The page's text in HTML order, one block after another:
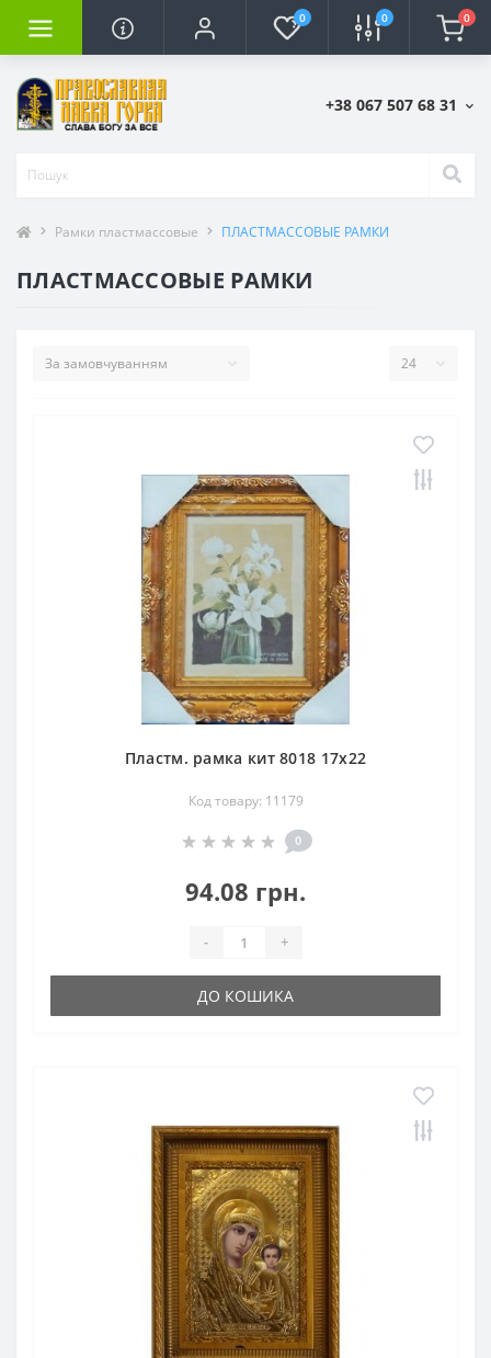
0 0 0
+38 067 507 68 31
Рамки пластмассовые ПЛАСТМАССОВЫЕ РАМКИ
ПЛАСТМАССОВЫЕ РАМКИ
Пластм. рамка кит 8018 17х22
Код товару: 11179
0
94.08 грн.
- +
ДО КОШИКА